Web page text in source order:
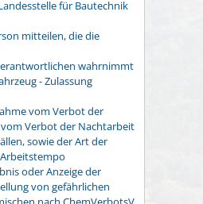
für Bautechnik
mitteilen, die die
wahrnimmt
- Zulassung
vom Verbot der
Verbot der Nachtarbeit
sowie der Art der
oder Anzeige der
von gefährlichen